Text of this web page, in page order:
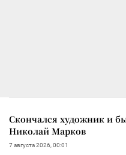
Скончался художник и
Николай Марков
7 августа 2026, 00:01